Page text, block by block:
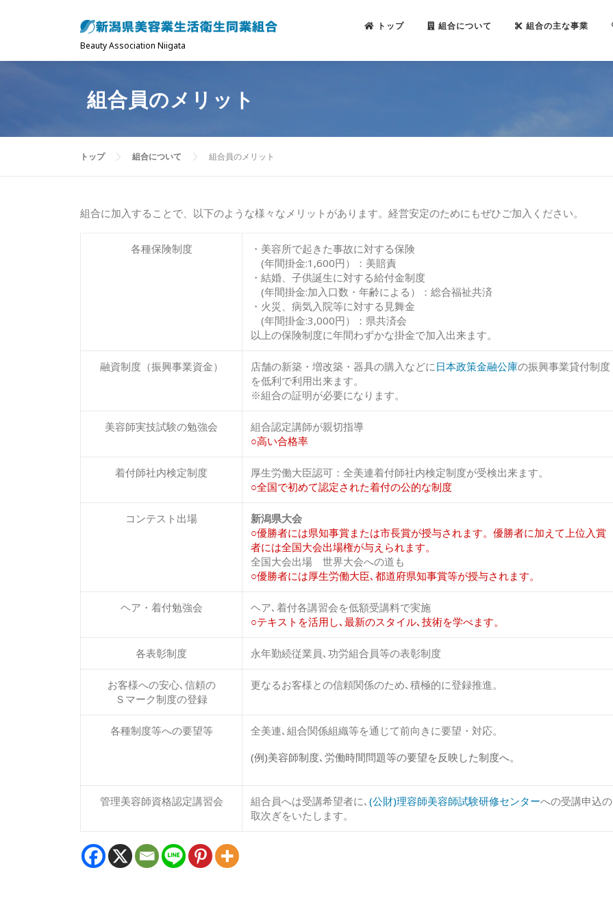
ン
キ
Beauty Association Niigata
トップ 組合について 組合の主な事業
組合員のメリット
トップ 組合について 組合員のメリット
組合に加入することで、以下のような様々なメリットがあります。経営安定のためにもぜひご加入ください。
各種保険制度
・美容所で起きた事故に対する保険
(年間掛金:1,600円）：美賠責
・結婚、子供誕生に対する給付金制度
(年間掛金:加入口数・年齢による）：総合福祉共済
・火災、病気入院等に対する見舞金
(年間掛金:3,000円）：県共済会
以上の保険制度に年間わずかな掛金で加入出来ます。
融資制度（振興事業資金） 店舗の新築・増改築・器具の購入などに 日本政策金融公庫の振興事業貸付制度
を低利で利用出来ます。
※組合の証明が必要になります。
美容師実技試験の勉強会
組合認定講師が親切指導
○高い合格率
着付師社内検定制度
厚生労働大臣認可：全美連着付師社内検定制度が受検出来ます。
○全国で初めて認定された着付の公的な制度
コンテスト出場
新潟県大会
○優勝者には県知事賞または市長賞が授与されます。優勝者に加えて上位入賞
者には全国大会出場権が与えられます。
全国大会出場 世界大会への道も
○優勝者には厚生労働大臣､都道府県知事賞等が授与されます。
ヘア・着付勉強会
ヘア､着付各講習会を低額受講料で実施
○テキストを活用し､最新のスタイル､技術を学べます。
各表彰制度 永年勤続従業員､功労組合員等の表彰制度
お客様への安心､信頼の
Ｓマーク制度の登録
更なるお客様との信頼関係のため､積極的に登録推進。
各種制度等への要望等
全美連､組合関係組織等を通じて前向きに要望・対応。
(例)美容師制度､労働時間問題等の要望を反映した制度へ。
管理美容師資格認定講習会 組合員へは受講希望者に､ (公財)理容師美容師試験研修センターへの受講申込の
取次ぎをいたします。